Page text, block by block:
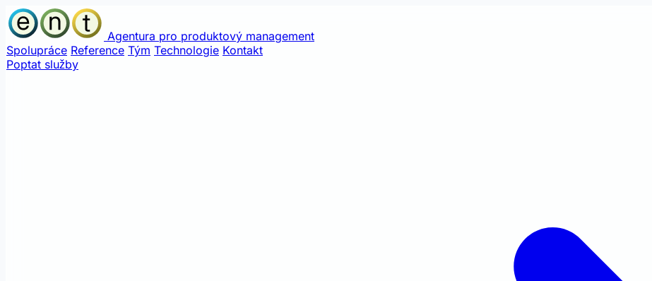
Agentura pro produktový management
Spolupráce Reference Tým Technologie Kontakt
Poptat služby